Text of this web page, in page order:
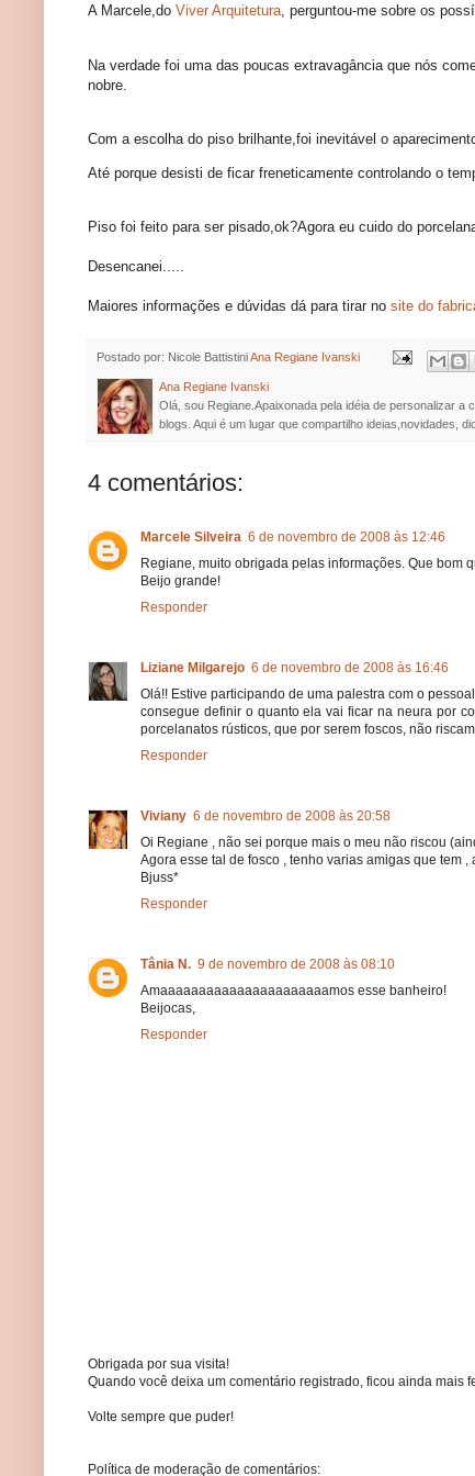
A Marcele,do Viver Arquitetura, perguntou-me sobre os
Na verdade foi uma das poucas extravagância que nós
nobre.
Com a escolha do piso brilhante,foi inevitável o
Até porque desisti de ficar freneticamente controlando o
Piso foi feito para ser pisado,ok?Agora eu cuido do
Desencanei.....
Maiores informações e dúvidas dá para tirar no site do
Postado por: Nicole BattistiniAna Regiane Ivanski
Ana Regiane Ivanski
Olá, sou Regiane.Apaixonada pela idéia de personalizar
blogs. Aqui é um lugar que compartilho ideias,novidades,
4 comentários:
Marcele Silveira 6 de novembro de 2008 às 12:46
Regiane, muito obrigada pelas informações. Que bom
Beijo grande!
Responder
Liziane Milgarejo 6 de novembro de 2008 às 16:46
Olá!! Estive participando de uma palestra com o
consegue definir o quanto ela vai ficar na neura por
porcelanatos rústicos, que por serem foscos, não
Responder
Viviany 6 de novembro de 2008 às 20:58
Oi Regiane , não sei porque mais o meu não riscou
Agora esse tal de fosco , tenho varias amigas que tem
Bjuss*
Responder
Tânia N. 9 de novembro de 2008 às 08:10
Amaaaaaaaaaaaaaaaaaaaaaamos esse banheiro!
Beijocas,
Responder
Obrigada por sua visita!
Quando você deixa um comentário registrado, ficou ainda mais
Volte sempre que puder!
Política de moderação de comentários: